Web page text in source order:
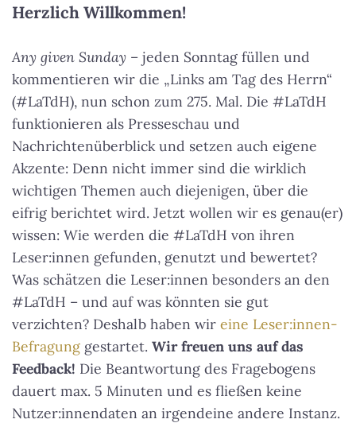
Herzlich Willkommen!
Any given Sunday – jeden Sonntag füllen und
kommentieren wir die „Links am Tag des Herrn“
(#LaTdH), nun schon zum 275. Mal. Die #LaTdH
funktionieren als Presseschau und
Nachrichtenüberblick und setzen auch eigene
Akzente: Denn nicht immer sind die wirklich
wichtigen Themen auch diejenigen, über die
eifrig berichtet wird. Jetzt wollen wir es genau(er)
wissen: Wie werden die #LaTdH von ihren
Leser:innen gefunden, genutzt und bewertet?
Was schätzen die Leser:innen besonders an den
#LaTdH – und auf was könnten sie gut
verzichten? Deshalb haben wir eine Leser:innen-
Befragung gestartet. Wir freuen uns auf das
Feedback! Die Beantwortung des Fragebogens
dauert max. 5 Minuten und es fließen keine
Nutzer:innendaten an irgendeine andere Instanz.